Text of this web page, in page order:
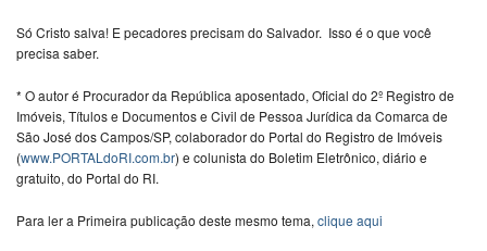
Só Cristo salva! E pecadores precisam do Salvador. Isso é o que você
precisa saber.
* O autor é Procurador da República aposentado, Oficial do 2º Registro de
Imóveis, Títulos e Documentos e Civil de Pessoa Jurídica da Comarca de
São José dos Campos/SP, colaborador do Portal do Registro de Imóveis
(www.PORTALdoRI.com.br) e colunista do Boletim Eletrônico, diário e
gratuito, do Portal do RI.
Para ler a Primeira publicação deste mesmo tema, clique aqui